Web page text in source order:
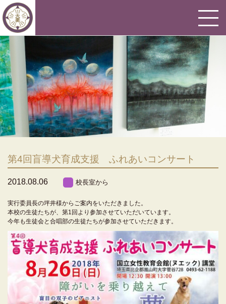
第4回盲導犬育成支援 ふれあいコンサート
2018.08.06 校長室から
実行委員長の坪井様からご案内をいただきました。
本校の生徒たちが、第1回より参加させていただいています。
今年も生徒会と合唱部の生徒たちが参加させていただきます。